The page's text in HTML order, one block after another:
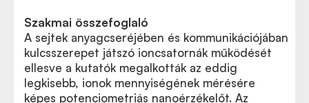
Szakmai összefoglaló
A sejtek anyagcseréjében és kommunikációjában
kulcsszerepet játszó ioncsatornák működését
ellesve a kutatók megalkották az eddig
legkisebb, ionok mennyiségének mérésére
képes potenciometriás nanoérzékelőt. Az